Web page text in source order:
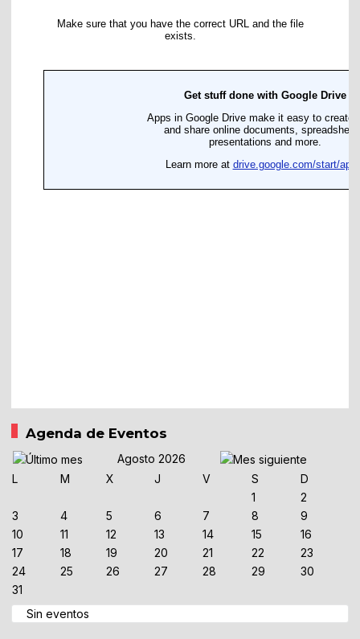
Agenda de Eventos
Agosto 2026
L
M X J V S
D
1
2
3
4 5 6 7 8
9
10
11 12 13 14 15
16
17
18 19 20 21 22
23
24
25 26 27 28 29
30
31
Sin eventos